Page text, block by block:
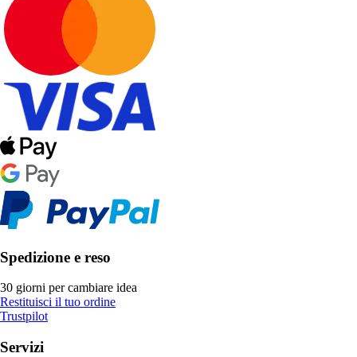
Spedizione e reso
30 giorni per cambiare idea
Restituisci il tuo ordine
Trustpilot
Servizi